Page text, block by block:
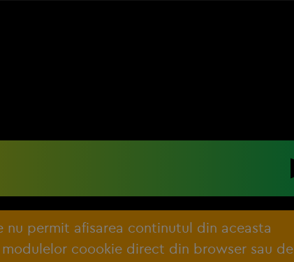
permit afisarea continutul din aceasta
coookie direct din browser sau de